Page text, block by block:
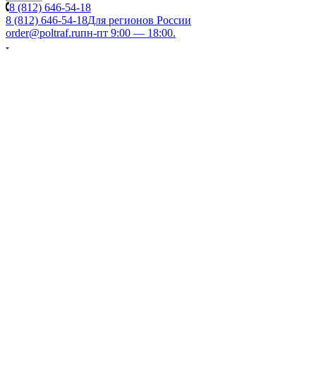
8 (812) 646-54-18
8 (812) 646-54-18Для регионов России
order@poltraf.ruпн-пт 9:00 — 18:00.